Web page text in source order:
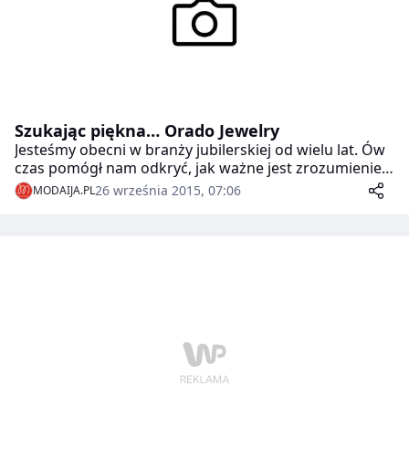
Szukając piękna… Orado Jewelry
Jesteśmy obecni w branży jubilerskiej od wielu lat. Ów
czas pomógł nam odkryć, jak ważne jest zrozumienie
piękna. Rodując i złocąc srebro dla jubilerów,
nauczyliśmy się, że biżuteria winna mieć duszę. Bo
MODAIJA.PL26 września 2015, 07:06